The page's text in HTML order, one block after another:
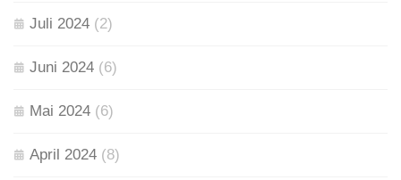
Juli 2024 (2)
Juni 2024 (6)
Mai 2024 (6)
April 2024 (8)